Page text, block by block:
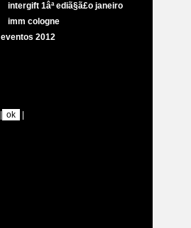
intergift 1âª ediã§ã£o janeiro
imm cologne
eventos 2012